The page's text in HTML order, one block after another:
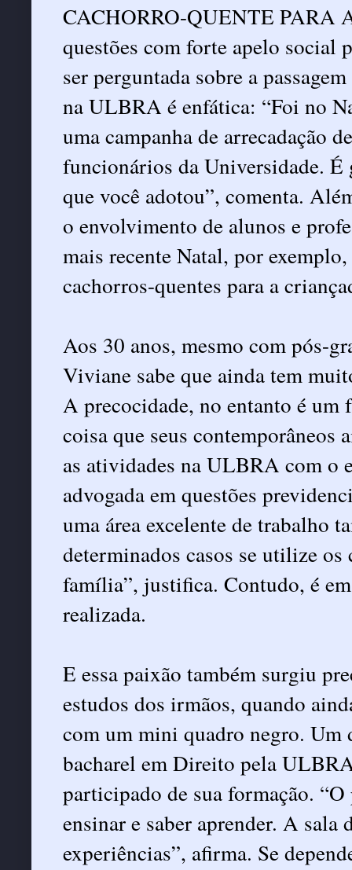
CACHORRO-QUENTE PARA
questões com forte apelo social
ser perguntada sobre a
na ULBRA é enfática: “Foi no
uma campanha de arrecadação
funcionários da Universidade.
que você adotou”, comenta.
o envolvimento de alunos e
mais recente Natal, por
cachorros-quentes para a
Aos 30 anos, mesmo com pós-
Viviane sabe que ainda tem
A precocidade, no entanto é
coisa que seus contemporâneos
as atividades na ULBRA com o
advogada em questões
uma área excelente de trabalho
determinados casos se utilize
família”, justifica. Contudo, é
realizada.
E essa paixão também surgiu
estudos dos irmãos, quando
com um mini quadro negro. Um
bacharel em Direito pela
participado de sua formação.
ensinar e saber aprender. A sala
experiências”, afirma. Se